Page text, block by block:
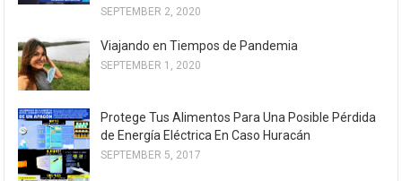
SEPTEMBER 2, 2020
Viajando en Tiempos de Pandemia
SEPTEMBER 1, 2020
Protege Tus Alimentos Para Una Posible Pérdida
de Energía Eléctrica En Caso Huracán
SEPTEMBER 5, 2017